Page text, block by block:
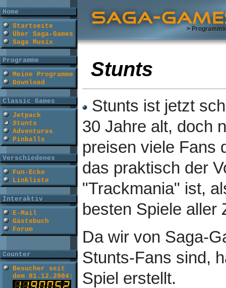
Home
Startseite
Über Saga-Games
Saga Musix
Programme
Meine Programme
Download
Classic Games
Jetpack
Stunts
Adventures
Pinballs
Verschiedenes
Fun-Ecke
Linkliste
Interaktiv
E-Mail
Gästebuch
Forum
Counter
Besucher seit
dem 01.12.2004:
>
Stunts
Stunts ist jetzt
30 Jahre alt, doch
preisen viele Fans
das praktisch der
"Trackmania" ist,
besten Spiele aller
Da wir von Saga-
Stunts-Fans sind,
Spiel erstellt.